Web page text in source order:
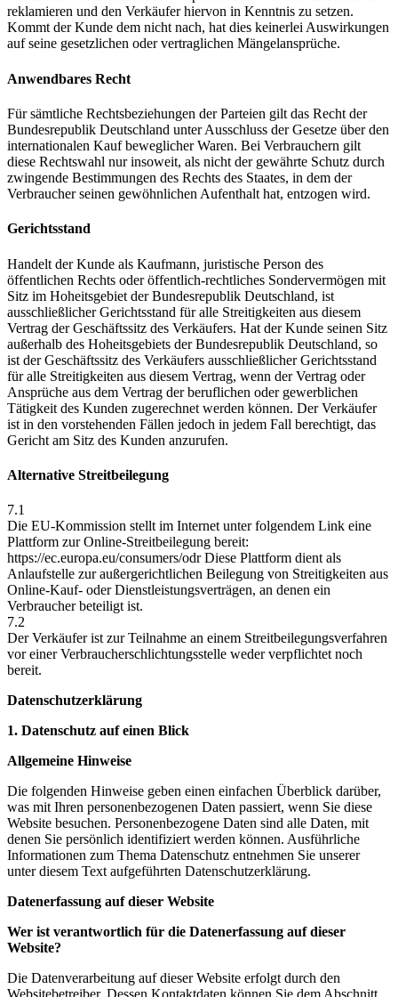
reklamieren und den Verkäufer hiervon in Kenntnis zu setzen.
Kommt der Kunde dem nicht nach, hat dies keinerlei Auswirkungen
auf seine gesetzlichen oder vertraglichen Mängelansprüche.
Anwendbares Recht
Für sämtliche Rechtsbeziehungen der Parteien gilt das Recht der
Bundesrepublik Deutschland unter Ausschluss der Gesetze über den
internationalen Kauf beweglicher Waren. Bei Verbrauchern gilt
diese Rechtswahl nur insoweit, als nicht der gewährte Schutz durch
zwingende Bestimmungen des Rechts des Staates, in dem der
Verbraucher seinen gewöhnlichen Aufenthalt hat, entzogen wird.
Gerichtsstand
Handelt der Kunde als Kaufmann, juristische Person des
öffentlichen Rechts oder öffentlich-rechtliches Sondervermögen mit
Sitz im Hoheitsgebiet der Bundesrepublik Deutschland, ist
ausschließlicher Gerichtsstand für alle Streitigkeiten aus diesem
Vertrag der Geschäftssitz des Verkäufers. Hat der Kunde seinen Sitz
außerhalb des Hoheitsgebiets der Bundesrepublik Deutschland, so
ist der Geschäftssitz des Verkäufers ausschließlicher Gerichtsstand
für alle Streitigkeiten aus diesem Vertrag, wenn der Vertrag oder
Ansprüche aus dem Vertrag der beruflichen oder gewerblichen
Tätigkeit des Kunden zugerechnet werden können. Der Verkäufer
ist in den vorstehenden Fällen jedoch in jedem Fall berechtigt, das
Gericht am Sitz des Kunden anzurufen.
Alternative Streitbeilegung
7.1
Die EU-Kommission stellt im Internet unter folgendem Link eine
Plattform zur Online-Streitbeilegung bereit:
https://ec.europa.eu/consumers/odr Diese Plattform dient als
Anlaufstelle zur außergerichtlichen Beilegung von Streitigkeiten aus
Online-Kauf- oder Dienstleistungsverträgen, an denen ein
Verbraucher beteiligt ist.
7.2
Der Verkäufer ist zur Teilnahme an einem Streitbeilegungsverfahren
vor einer Verbraucherschlichtungsstelle weder verpflichtet noch
bereit.
Datenschutzerklärung
1. Datenschutz auf einen Blick
Allgemeine Hinweise
Die folgenden Hinweise geben einen einfachen Überblick darüber,
was mit Ihren personenbezogenen Daten passiert, wenn Sie diese
Website besuchen. Personenbezogene Daten sind alle Daten, mit
denen Sie persönlich identifiziert werden können. Ausführliche
Informationen zum Thema Datenschutz entnehmen Sie unserer
unter diesem Text aufgeführten Datenschutzerklärung.
Datenerfassung auf dieser Website
Wer ist verantwortlich für die Datenerfassung auf dieser
Website?
Die Datenverarbeitung auf dieser Website erfolgt durch den
Websitebetreiber. Dessen Kontaktdaten können Sie dem Abschnitt